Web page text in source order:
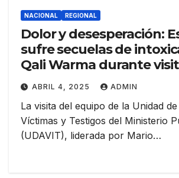
NACIONAL REGIONAL
Dolor y desesperación:
sufre secuelas de
Qali Warma durante
autoridades en Cabana
ABRIL 4, 2025 ADMIN
La visita del equipo de la Unidad
Víctimas y Testigos del Ministerio
(UDAVIT), liderada por Mario…